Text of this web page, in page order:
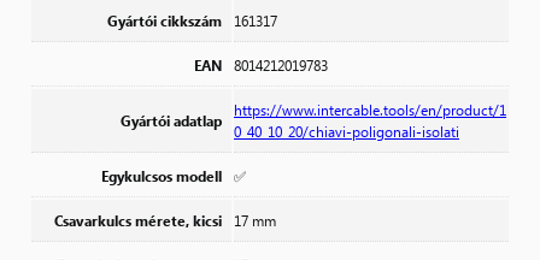
Gyártói cikkszám 161317
EAN 8014212019783
Gyártói adatlap
https://www.intercable.tools/en/product/1
0_40_10_20/chiavi-poligonali-isolati
Egykulcsos modell ✅
Csavarkulcs mérete, kicsi 17 mm